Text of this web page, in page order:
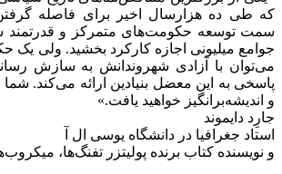
که طی ده هزارسال اخیر برای فاصله
سمت توسعه حکومت‌های متمرکز و قدرتمند
جوامع میلیونی اجازه کارکرد بخشید. ولی یک
می‌توان با آزادی شهروندانش به سازش
پاسخی به این معضل بنیادین ارائه می‌کند.
و اندیشه‌برانگیز خواهید یافت.»
جارِد دایموند
استاد جغرافیا در دانشگاه یوسی ال آ
و نویسنده کتاب برنده پولیتزر تفنگ‌ها،